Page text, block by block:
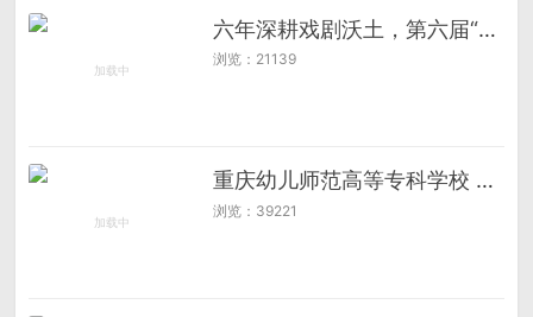
六年深耕戏剧沃土，第六届“揽岳杯”校园戏剧节以“自胜”回应成长
浏览：21139
重庆幼儿师范高等专科学校 深耕实践教学改革 锻造学前教育卓越人才
浏览：39221